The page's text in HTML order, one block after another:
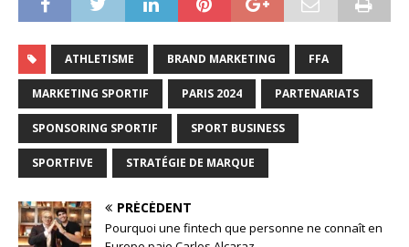
ATHLETISME BRAND MARKETING FFA
MARKETING SPORTIF PARIS 2024 PARTENARIATS
SPONSORING SPORTIF SPORT BUSINESS
SPORTFIVE STRATÉGIE DE MARQUE
PRÉCÉDENT
Pourquoi une fintech que personne ne connaît en